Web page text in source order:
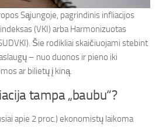
Sąjungoje, pagrindinis infliacijos
(VKI) arba Harmonizuotas
Šie rodikliai skaičiuojami stebint
– nuo duonos ir pieno iki
ar bilietų į kiną.
tampa „baubu“?
apie 2 proc.) ekonomistų laikoma